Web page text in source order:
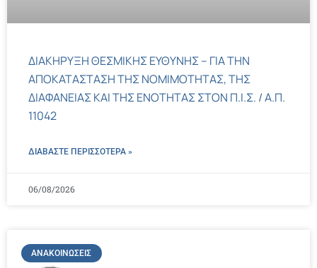
ΔΙΑΚΗΡΥΞΗ ΘΕΣΜΙΚΗΣ ΕΥΘΥΝΗΣ – ΓΙΑ ΤΗΝ
ΑΠΟΚΑΤΑΣΤΑΣΗ ΤΗΣ ΝΟΜΙΜΟΤΗΤΑΣ, ΤΗΣ
ΔΙΑΦΑΝΕΙΑΣ ΚΑΙ ΤΗΣ ΕΝΟΤΗΤΑΣ ΣΤΟΝ Π.Ι.Σ. / Α.Π.
11042
ΔΙΑΒΑΣΤΕ ΠΕΡΙΣΣΌΤΕΡΑ »
06/08/2026
ΑΝΑΚΟΙΝΏΣΕΙΣ